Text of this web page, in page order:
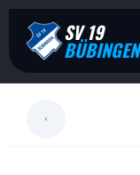
SV 19
BÜBINGEN